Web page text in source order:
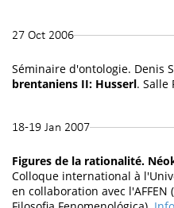
27 Oct 2006
Séminaire d'ontologie. Denis
brentaniens II: Husserl. Salle
18-19 Jan 2007
Figures de la rationalité.
Colloque international à
en collaboration avec l'AFFEN